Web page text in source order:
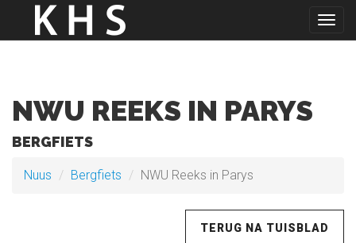
NWU REEKS IN PARYS
BERGFIETS
Nuus Bergfiets NWU Reeks in Parys
TERUG NA TUISBLAD